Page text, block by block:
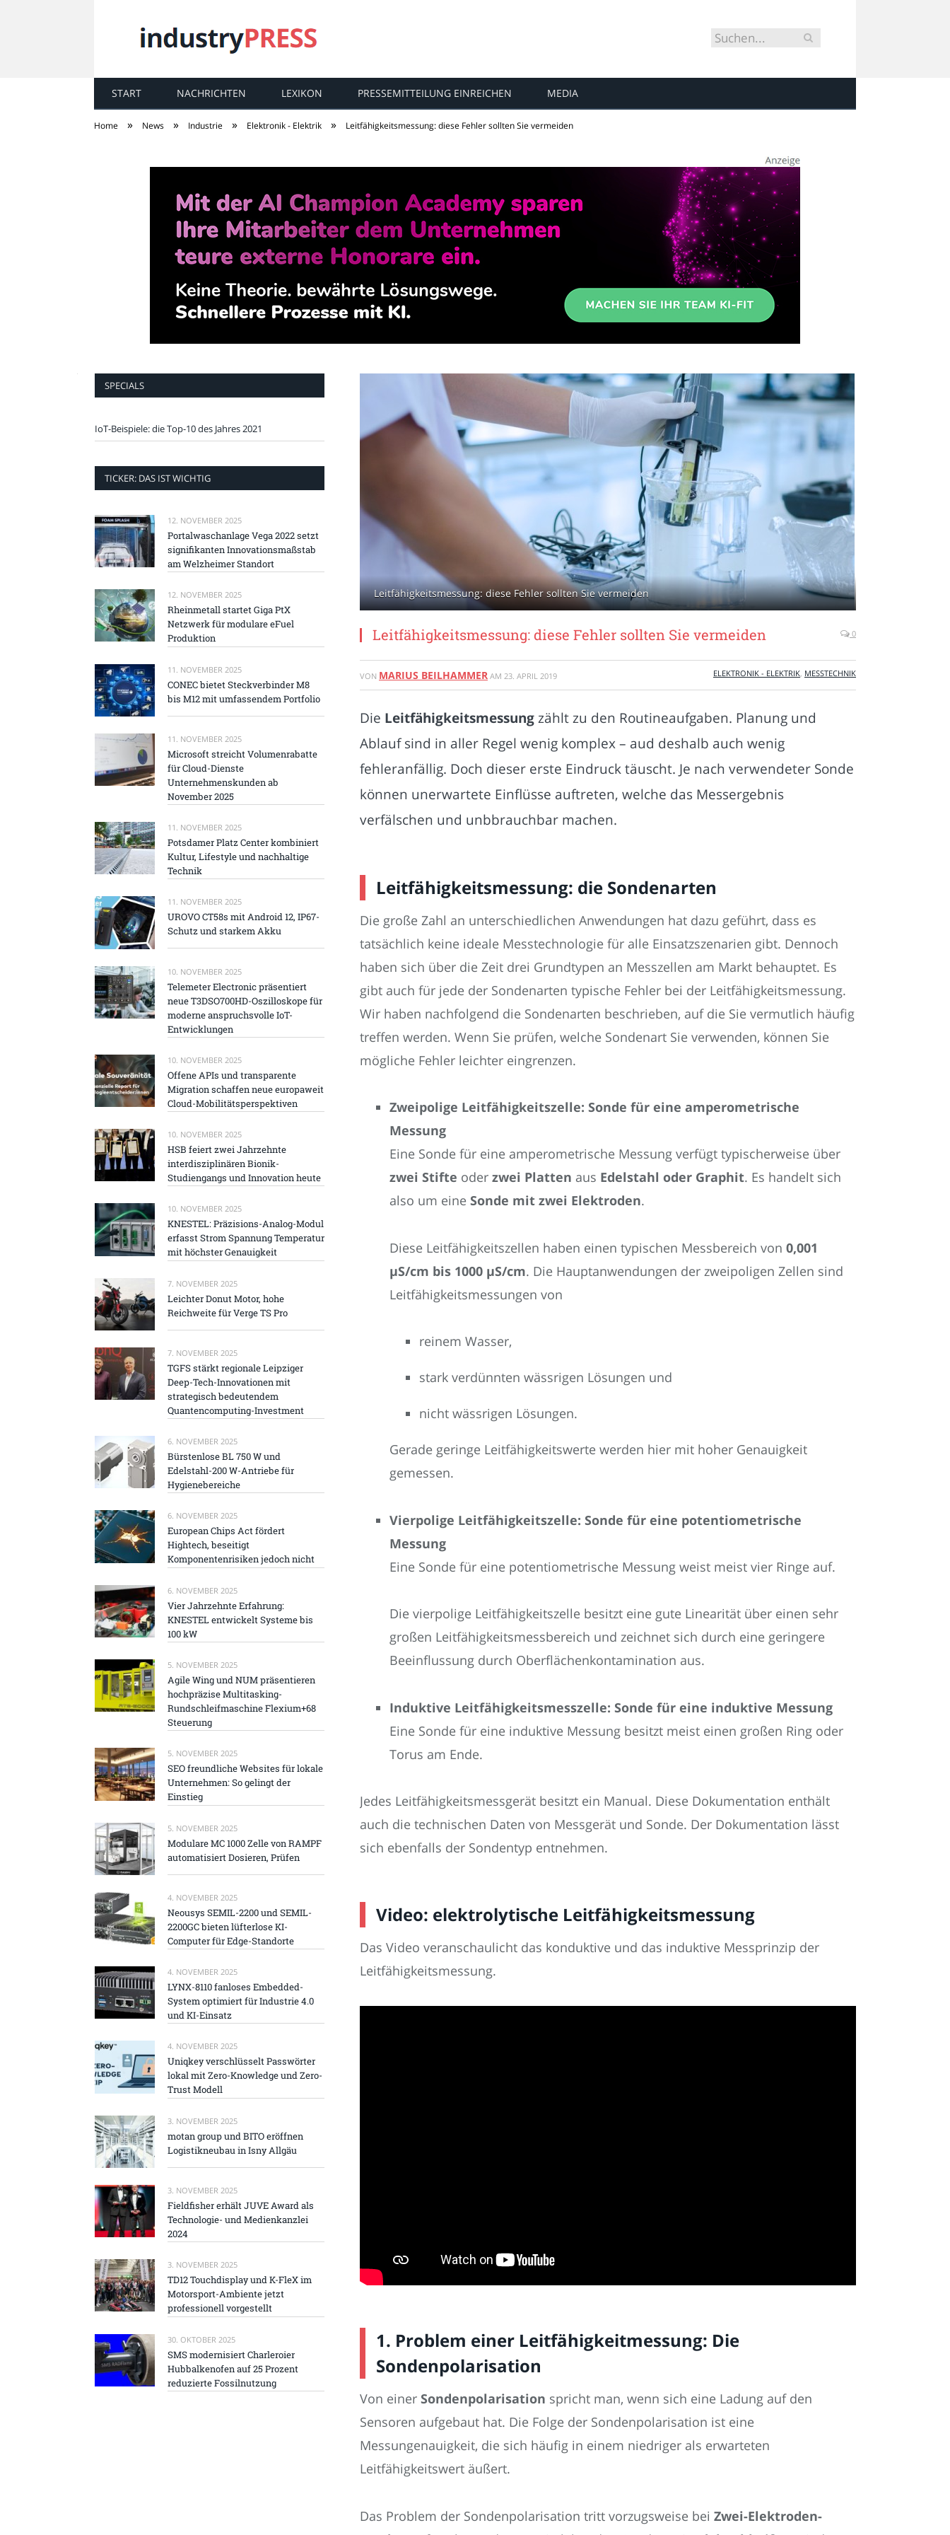
industryPRESS
START NACHRICHTEN LEXIKON PRESSEMITTEILUNG EINREICHEN MEDIA
Home » News » Industrie » Elektronik - Elektrik » Leitfähigkeitsmessung: diese Fehler sollten Sie vermeiden
Leitfähigkeitsmessung: diese Fehler sollten Sie vermeiden
Leitfähigkeitsmessung: diese Fehler sollten Sie vermeiden 0
VON MARIUS BEILHAMMER AM 23. APRIL 2019 ELEKTRONIK - ELEKTRIK, MESSTECHNIK
Die Leitfähigkeitsmessungzählt zu den Routineaufgaben. Planung und
Ablauf sind in aller Regel wenig komplex – aud deshalb auch wenig
fehleranfällig. Doch dieser erste Eindruck täuscht. Je nach verwendeter Sonde
können unerwartete Einflüsse auftreten, welche das Messergebnis
verfälschen und unbbrauchbar machen.
Leitfähigkeitsmessung: die Sondenarten
Die große Zahl an unterschiedlichen Anwendungen hat dazu geführt, dass es
tatsächlich keine ideale Messtechnologie für alle Einsatzszenarien gibt. Dennoch
haben sich über die Zeit drei Grundtypen an Messzellen am Markt behauptet. Es
gibt auch für jede der Sondenarten typische Fehler bei der Leitfähigkeitsmessung.
Wir haben nachfolgend die Sondenarten beschrieben, auf die Sie vermutlich häufig
treffen werden. Wenn Sie prüfen, welche Sondenart Sie verwenden, können Sie
mögliche Fehler leichter eingrenzen.
Zweipolige Leitfähigkeitszelle: Sonde für eine amperometrische
Messung
Eine Sonde für eine amperometrische Messung verfügt typischerweise über
zwei Stifte oder zwei Platten aus Edelstahl oder Graphit. Es handelt sich
also um eine Sonde mit zwei Elektroden.
Diese Leitfähigkeitszellen haben einen typischen Messbereich von 0,001
µS/cm bis 1000 µS/cm. Die Hauptanwendungen der zweipoligen Zellen sind
Leitfähigkeitsmessungen von
reinem Wasser,
stark verdünnten wässrigen Lösungen und
nicht wässrigen Lösungen.
Gerade geringe Leitfähigkeitswerte werden hier mit hoher Genauigkeit
gemessen.
Vierpolige Leitfähigkeitszelle: Sonde für eine potentiometrische
Messung
Eine Sonde für eine potentiometrische Messung weist meist vier Ringe auf.
Die vierpolige Leitfähigkeitszelle besitzt eine gute Linearität über einen sehr
großen Leitfähigkeitsmessbereich und zeichnet sich durch eine geringere
Beeinflussung durch Oberflächenkontamination aus.
Induktive Leitfähigkeitsmesszelle: Sonde für eine induktive Messung
Eine Sonde für eine induktive Messung besitzt meist einen großen Ring oder
Torus am Ende.
Jedes Leitfähigkeitsmessgerät besitzt ein Manual. Diese Dokumentation enthält
auch die technischen Daten von Messgerät und Sonde. Der Dokumentation lässt
sich ebenfalls der Sondentyp entnehmen.
Video: elektrolytische Leitfähigkeitsmessung
Das Video veranschaulicht das konduktive und das induktive Messprinzip der
Leitfähigkeitsmessung.
1. Problem einer Leitfähigkeitmessung: Die
Sondenpolarisation
Von einer Sondenpolarisation spricht man, wenn sich eine Ladung auf den
Sensoren aufgebaut hat. Die Folge der Sondenpolarisation ist eine
Messungenauigkeit, die sich häufig in einem niedriger als erwarteten
Leitfähigkeitswert äußert.
Das Problem der Sondenpolarisation tritt vorzugsweise bei Zwei-Elektroden-
SPECIALS
IoT-Beispiele: die Top-10 des Jahres 2021
TICKER: DAS IST WICHTIG
12. NOVEMBER 2025
Portalwaschanlage Vega 2022 setzt
signifikanten Innovationsmaßstab
am Welzheimer Standort
12. NOVEMBER 2025
Rheinmetall startet Giga PtX
Netzwerk für modulare eFuel
Produktion
11. NOVEMBER 2025
CONEC bietet Steckverbinder M8
bis M12 mit umfassendem Portfolio
11. NOVEMBER 2025
Microsoft streicht Volumenrabatte
für Cloud-Dienste
Unternehmenskunden ab
November 2025
11. NOVEMBER 2025
Potsdamer Platz Center kombiniert
Kultur, Lifestyle und nachhaltige
Technik
11. NOVEMBER 2025
UROVO CT58s mit Android 12, IP67-
Schutz und starkem Akku
10. NOVEMBER 2025
Telemeter Electronic präsentiert
neue T3DSO700HD-Oszilloskope für
moderne anspruchsvolle IoT-
Entwicklungen
10. NOVEMBER 2025
Offene APIs und transparente
Migration schaffen neue europaweit
Cloud-Mobilitätsperspektiven
10. NOVEMBER 2025
HSB feiert zwei Jahrzehnte
interdisziplinären Bionik-
Studiengangs und Innovation heute
10. NOVEMBER 2025
KNESTEL: Präzisions-Analog-Modul
erfasst Strom Spannung Temperatur
mit höchster Genauigkeit
7. NOVEMBER 2025
Leichter Donut Motor, hohe
Reichweite für Verge TS Pro
7. NOVEMBER 2025
TGFS stärkt regionale Leipziger
Deep-Tech-Innovationen mit
strategisch bedeutendem
Quantencomputing-Investment
6. NOVEMBER 2025
Bürstenlose BL 750 W und
Edelstahl-200 W-Antriebe für
Hygienebereiche
6. NOVEMBER 2025
European Chips Act fördert
Hightech, beseitigt
Komponentenrisiken jedoch nicht
6. NOVEMBER 2025
Vier Jahrzehnte Erfahrung:
KNESTEL entwickelt Systeme bis
100 kW
5. NOVEMBER 2025
Agile Wing und NUM präsentieren
hochpräzise Multitasking-
Rundschleifmaschine Flexium+68
Steuerung
5. NOVEMBER 2025
SEO freundliche Websites für lokale
Unternehmen: So gelingt der
Einstieg
5. NOVEMBER 2025
Modulare MC 1000 Zelle von RAMPF
automatisiert Dosieren, Prüfen
4. NOVEMBER 2025
Neousys SEMIL-2200 und SEMIL-
2200GC bieten lüfterlose KI-
Computer für Edge-Standorte
4. NOVEMBER 2025
LYNX-8110 fanloses Embedded-
System optimiert für Industrie 4.0
und KI-Einsatz
4. NOVEMBER 2025
Uniqkey verschlüsselt Passwörter
lokal mit Zero-Knowledge und Zero-
Trust Modell
3. NOVEMBER 2025
motan group und BITO eröffnen
Logistikneubau in Isny Allgäu
3. NOVEMBER 2025
Fieldfisher erhält JUVE Award als
Technologie- und Medienkanzlei
2024
3. NOVEMBER 2025
TD12 Touchdisplay und K-FleX im
Motorsport-Ambiente jetzt
professionell vorgestellt
30. OKTOBER 2025
SMS modernisiert Charleroier
Hubbalkenofen auf 25 Prozent
reduzierte Fossilnutzung